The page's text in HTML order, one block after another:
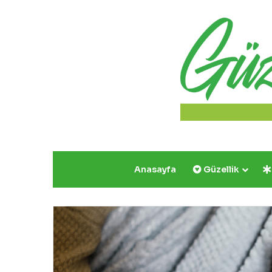
Anasayfa Güzellik
Yazın
Parıldayan
Üçlüsü
Golden
Rose’da!